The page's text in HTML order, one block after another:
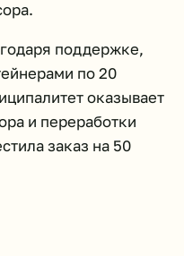
поддержке,
по 20
оказывает
и переработки
заказ на 50